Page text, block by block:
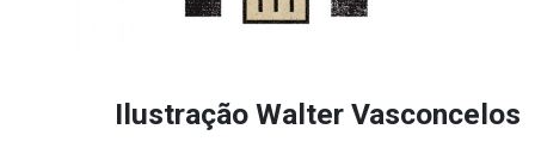
Ilustração Walter Vasconcelos